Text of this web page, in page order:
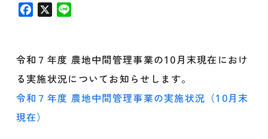
b
o
o
k
X
e
令和７年度 農地中間管理事業の10月末現在におけ
る実施状況についてお知らせします。
令和７年度 農地中間管理事業の実施状況（10月末
現在）